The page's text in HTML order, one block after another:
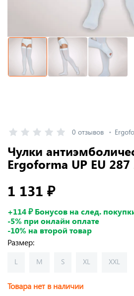
0 отзывов
Чулки
Ergoforma UP EU 287
1 131 ₽
+114 ₽ Бонусов на след.
-5% при онлайн оплате
-10% на второй товар
Размер:
L M S XL XXL
Товара нет в наличии